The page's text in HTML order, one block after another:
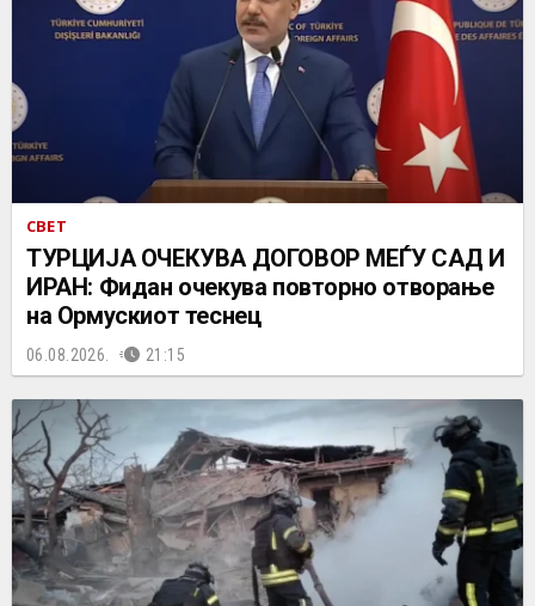
СВЕТ
ТУРЦИЈА ОЧЕКУВА ДОГОВОР МЕЃУ САД И
ИРАН: Фидан очекува повторно отворање
на Ормускиот теснец
06.08.2026. 21:15